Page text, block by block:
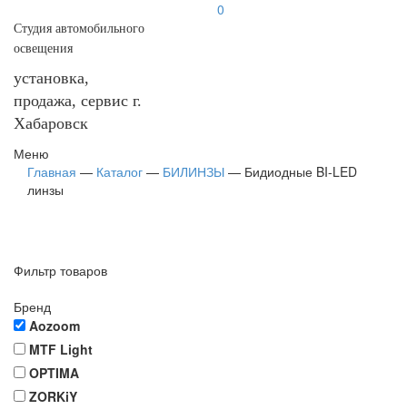
Студия автомобильного
освещения
установка,
продажа, сервис г.
Хабаровск
0
Меню
Главная — Каталог — БИЛИНЗЫ — Бидиодные BI-LED
линзы
Фильтр товаров
Бренд
Aozoom
MTF Light
OPTIMA
ZORKiY